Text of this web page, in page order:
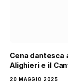
Cena dantesca
Alighieri e il
20 MAGGIO 2025